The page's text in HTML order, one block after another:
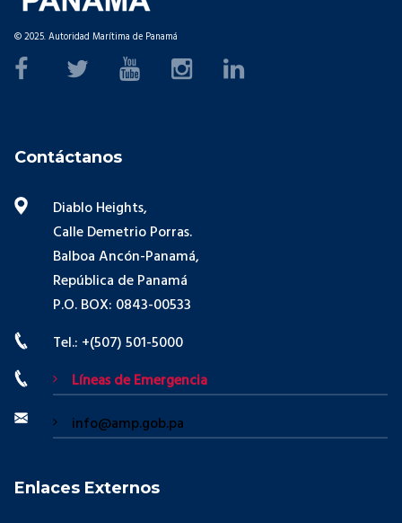
© 2025. Autoridad Marítima de Panamá
Contáctanos
Diablo Heights,
Calle Demetrio Porras.
Balboa Ancón-Panamá,
República de Panamá
P.O. BOX: 0843-00533
Tel.: +(507) 501-5000
Líneas de Emergencia
info@amp.gob.pa
Enlaces Externos